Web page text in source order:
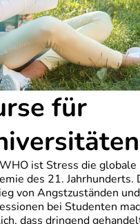
für
ist Stress die globale
des 21. Jahrhunderts.
von Angstzuständen und
bei Studenten
dass dringend